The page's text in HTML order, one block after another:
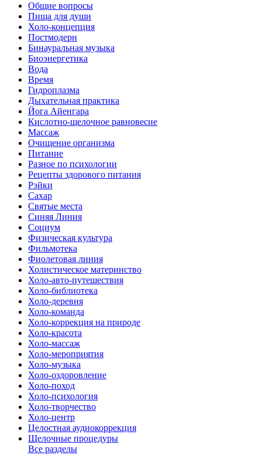
Общие вопросы
Пища для души
Холо-концепция
Постмодерн
Бинауральная музыка
Биоэнергетика
Вода
Время
Гидроплазма
Дыхательная практика
Йога Айенгара
Кислотно-щелочное равновесие
Массаж
Очищение организма
Питание
Разное по психологии
Рецепты здорового питания
Рэйки
Сахар
Святые места
Синяя Линия
Социум
Физическая культура
Фильмотека
Фиолетовая линия
Холистическое материнство
Холо-авто-путешествия
Холо-библиотека
Холо-деревня
Холо-команда
Холо-коррекция на природе
Холо-красота
Холо-массаж
Холо-мероприятия
Холо-музыка
Холо-оздоровление
Холо-поход
Холо-психология
Холо-творчество
Холо-центр
Целостная аудиокоррекция
Щелочные процедуры
Все разделы